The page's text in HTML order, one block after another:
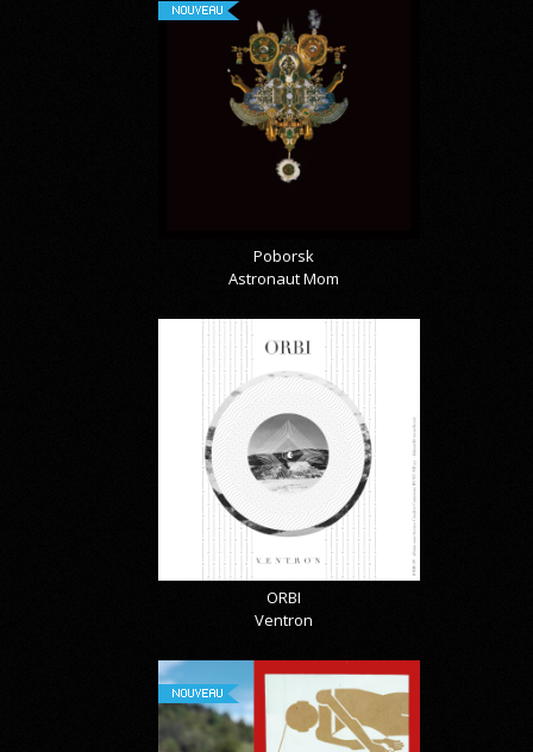
NOUVEAU
Poborsk
Astronaut Mom
ORBI
Ventron
NOUVEAU